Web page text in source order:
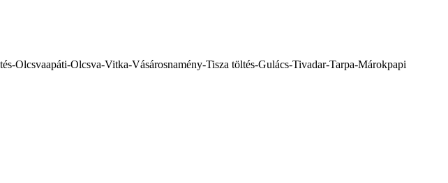
Olcsvaapáti-Olcsva-Vitka-Vásárosnamény-Tisza töltés-Gulács-Tivadar-Tarpa-Márokpapi